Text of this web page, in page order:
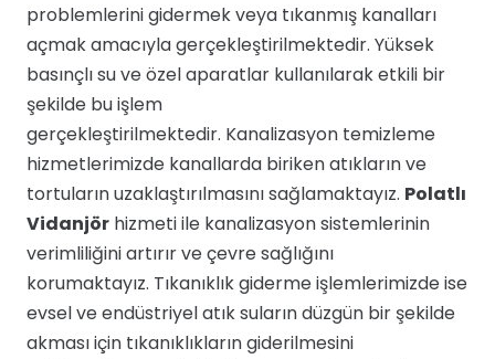
problemlerini gidermek veya tıkanmış kanalları
açmak amacıyla gerçekleştirilmektedir. Yüksek
basınçlı su ve özel aparatlar kullanılarak etkili bir
şekilde bu işlem
gerçekleştirilmektedir. Kanalizasyon temizleme
hizmetlerimizde kanallarda biriken atıkların ve
tortuların uzaklaştırılmasını sağlamaktayız. Polatlı
Vidanjör hizmeti ile kanalizasyon sistemlerinin
verimliliğini artırır ve çevre sağlığını
korumaktayız. Tıkanıklık giderme işlemlerimizde ise
evsel ve endüstriyel atık suların düzgün bir şekilde
akması için tıkanıklıkların giderilmesini